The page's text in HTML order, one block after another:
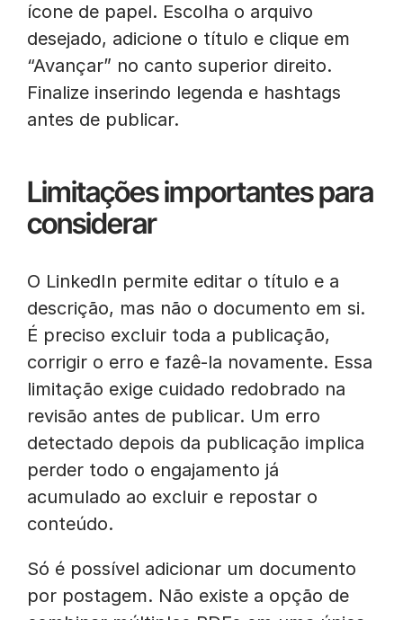
ícone de papel. Escolha o arquivo
desejado, adicione o título e clique em
“Avançar” no canto superior direito.
Finalize inserindo legenda e hashtags
antes de publicar.
Limitações importantes para
considerar
O LinkedIn permite editar o título e a
descrição, mas não o documento em si.
É preciso excluir toda a publicação,
corrigir o erro e fazê-la novamente. Essa
limitação exige cuidado redobrado na
revisão antes de publicar. Um erro
detectado depois da publicação implica
perder todo o engajamento já
acumulado ao excluir e repostar o
conteúdo.
Só é possível adicionar um documento
por postagem. Não existe a opção de